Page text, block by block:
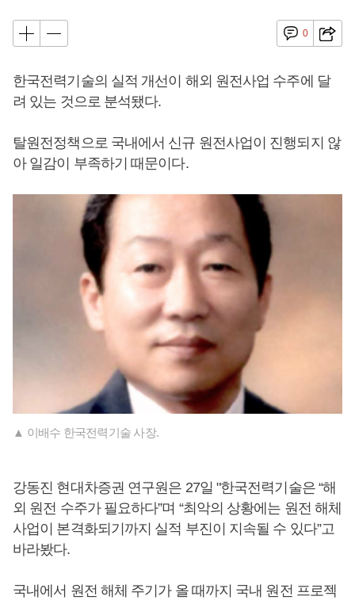
0
한국전력기술의 실적 개선이 해외 원전사업 수주에 달
려 있는 것으로 분석됐다.
탈원전정책으로 국내에서 신규 원전사업이 진행되지 않
아 일감이 부족하기 때문이다.
▲ 이배수 한국전력기술 사장.
강동진 현대차증권 연구원은 27일 "한국전력기술은 “해
외 원전 수주가 필요하다”며 “최악의 상황에는 원전 해체
사업이 본격화되기까지 실적 부진이 지속될 수 있다”고
바라봤다.
국내에서 원전 해체 주기가 올 때까지 국내 원전 프로젝